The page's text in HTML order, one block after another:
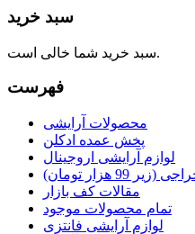
سبد خرید
سبد خرید شما خالی است.
فهرست
محصولات آرایشی
پخش عمده ادکلن
لوازم آرایشی اروجینال
99 هزار تومان)
مقالات کف بازار
تمام محصولات موجود
لوازم آرایشی فانتزی